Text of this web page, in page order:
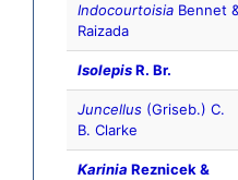
Indocourtoisia Bennet
Raizada
IsolepisR. Br.
Juncellus (Griseb.) C.
B. Clarke
Karinia Reznicek &